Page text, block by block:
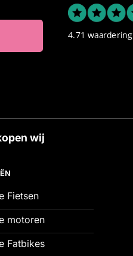
4.71 waardering
wij
Fietsen
motoren
Fatbikes